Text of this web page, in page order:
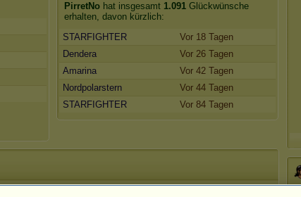
PirretNo hat insgesamt 1.091 Glückwünsche
erhalten, davon kürzlich:
STARFIGHTER
Vor 18 Tagen
Dendera
Vor 26 Tagen
Amarina
Vor 42 Tagen
Nordpolarstern
Vor 44 Tagen
STARFIGHTER
Vor 84 Tagen